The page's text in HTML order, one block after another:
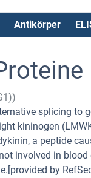
Antikörper
splicing to
kininogen
a peptide
involved in
by